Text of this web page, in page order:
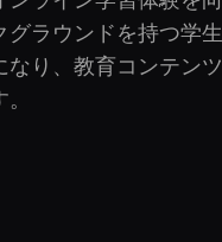
ラウンドを持つ学生
り、教育コンテンツ